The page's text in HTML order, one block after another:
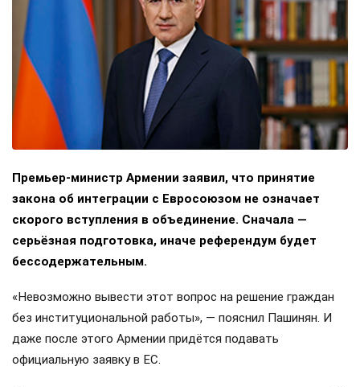
Премьер-министр Армении заявил, что принятие
закона об интеграции с Евросоюзом не означает
скорого вступления в объединение. Сначала —
серьёзная подготовка, иначе референдум будет
бессодержательным.
«Невозможно вывести этот вопрос на решение граждан
без институциональной работы», — пояснил Пашинян. И
даже после этого Армении придётся подавать
официальную заявку в ЕС.